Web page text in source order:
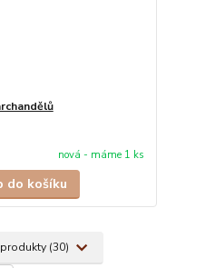
nová - máme 1 ks
do košíku
(30)